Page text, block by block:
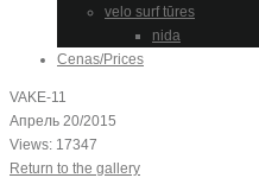
velo surf tūres
nida
Cenas/Prices
VAKE-11
Апрель 20/2015
Views: 17347
Return to the gallery